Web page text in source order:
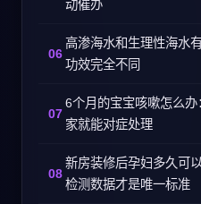
动催办
高渗海水和生理性海水
功效完全不同
6个月的宝宝咳嗽怎么
家就能对症处理
新房装修后孕妇多久可
检测数据才是唯一标准